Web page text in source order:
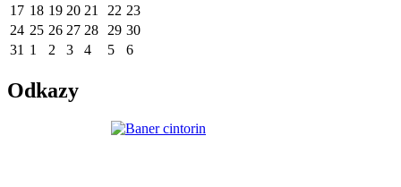
17 18 19 20 21 22 23
24 25 26 27 28 29 30
31 1 2 3 4 5 6
Odkazy